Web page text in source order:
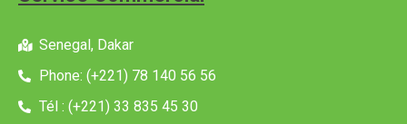
Senegal, Dakar
Phone: (+221) 78 140 56 56
Tél : (+221) 33 835 45 30